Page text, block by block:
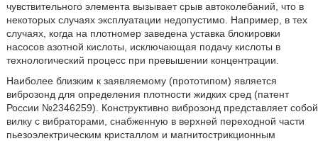
чувствительного элемента вызывает срыв автоколебаний, что в
некоторых случаях эксплуатации недопустимо. Например, в тех
случаях, когда на плотномер заведена уставка блокировки
насосов азотной кислоты, исключающая подачу кислоты в
технологический процесс при превышении концентрации.
Наиболее близким к заявляемому (прототипом) является
виброзонд для определения плотности жидких сред (патент
России №2346259). Конструктивно виброзонд представляет собой
вилку с вибраторами, снабженную в верхней переходной части
пьезоэлектрическим кристаллом и магнитострикционным